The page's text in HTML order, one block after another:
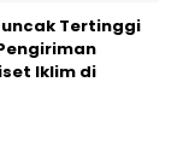
Tertinggi
Iklim di